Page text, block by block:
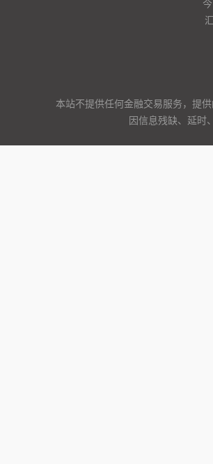
本站不提供任何金融交易服务，提
因信息残缺、延时